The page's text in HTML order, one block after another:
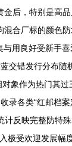
后，特别是高
合厂标的颜色
用良好受新手
错发行分布
象作为热门其
各类“红邮档
反映完整防特
受欢迎发展